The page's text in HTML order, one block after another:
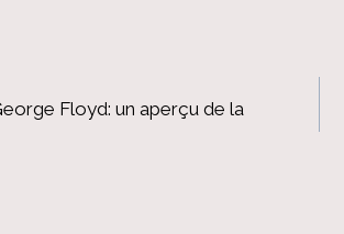
Floyd: un aperçu de la